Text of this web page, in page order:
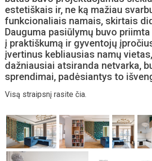
estetiškais ir, ne ką mažiau
funkcionaliais namais, skirtais
Dauguma pasiūlymų buvo
į praktiškumą ir gyventojų
įvertinus kebliausias namų
dažniausiai atsiranda netvarka,
sprendimai, padėsiantys to
Visą straipsnį rasite čia.